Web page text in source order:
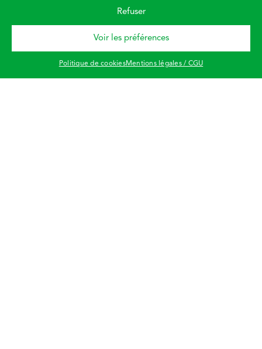
Refuser
Voir les préférences
Politique de cookiesMentions légales / CGU
Demandez un
Demandez àêtre rappelé